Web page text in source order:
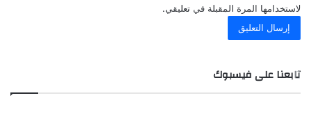
لاستخدامها المرة المقبلة في تعليقي.
تابعنا على فيسبوك